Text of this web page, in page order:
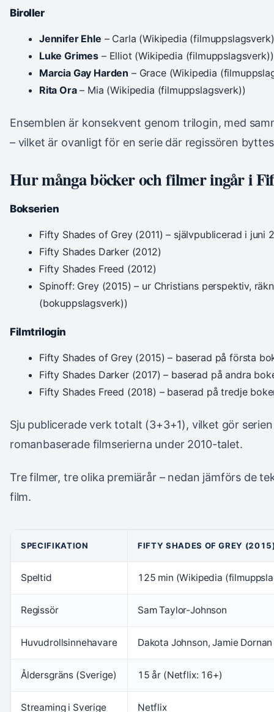
Biroller
Jennifer Ehle – Carla (Wikipedia
Luke Grimes – Elliot (Wikipedia (filmuppslagsverk))
Marcia Gay Harden – Grace (Wikipedia
Rita Ora– Mia (Wikipedia (filmuppslagsverk))
Ensemblen är konsekvent genom trilogin, med
– vilket är ovanligt för en serie där regissören
Hur många böcker och filmer ingår i
Bokserien
Fifty Shades of Grey (2011) – självpublicerad i juni
Fifty Shades Darker (2012)
Fifty Shades Freed (2012)
Spinoff: Grey (2015) – ur Christians perspektiv,
(bokuppslagsverk))
Filmtrilogin
Fifty Shades of Grey (2015) – baserad på första
Fifty Shades Darker (2017) – baserad på andra
Fifty Shades Freed (2018) – baserad på tredje
Sju publicerade verk totalt (3+3+1), vilket gör
romanbaserade filmserierna under 2010-talet.
Tre filmer, tre olika premiärår – nedan jämförs de
film.
SPECIFIKATION FIFTY SHADES OF GREY
Speltid 125 min (Wikipedia
Regissör Sam Taylor-Johnson
Huvudrollsinnehavare Dakota Johnson, Jamie Dornan
Åldersgräns (Sverige) 15 år (Netflix: 16+)
Streaming i Sverige Netflix